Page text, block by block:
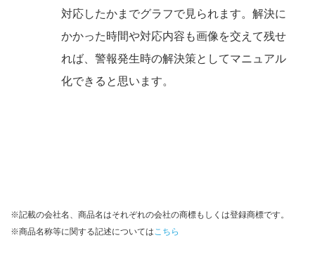
対応したかまでグラフで見られます。解決に
かかった時間や対応内容も画像を交えて残せ
れば、警報発生時の解決策としてマニュアル
化できると思います。
※記載の会社名、商品名はそれぞれの会社の商標もしくは登録商標です。
※商品名称等に関する記述については こちら